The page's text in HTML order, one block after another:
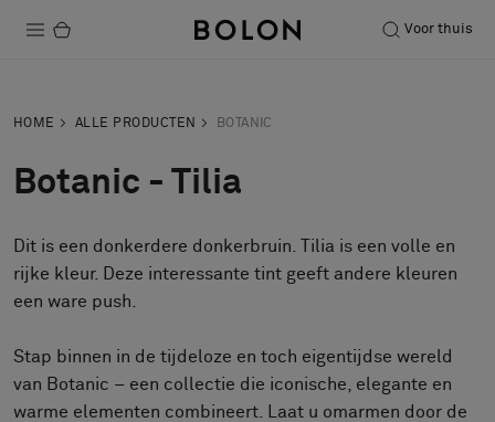
Voor thuis
Duurzaamheid
Installatie
Onderhoud
Samenwerkingen met Designers
HOME ALLE PRODUCTEN BOTANIC
Botanic - Tilia
Dit is een donkerdere donkerbruin. Tilia is een volle en
rijke kleur. Deze interessante tint geeft andere kleuren
een ware push.
Stap binnen in de tijdeloze en toch eigentijdse wereld
van Botanic – een collectie die iconische, elegante en
warme elementen combineert. Laat u omarmen door de